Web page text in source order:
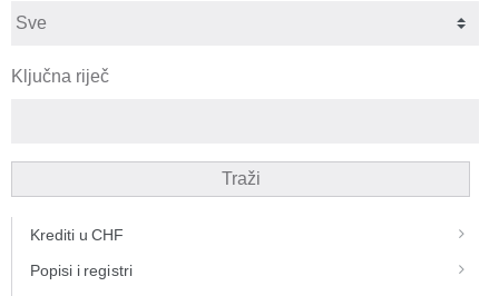
Ključna riječ
Traži
Krediti u CHF
Popisi i registri